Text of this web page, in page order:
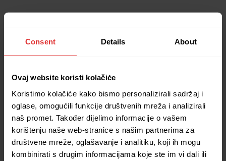
Consent Details About
Ovaj website koristi kolačiċe
Koristimo kolačiće kako bismo personalizirali sadržaj i
oglase, omogućili funkcije društvenih mreža i analizirali
naš promet. Također dijelimo informacije o vašem
korištenju naše web-stranice s našim partnerima za
društvene mreže, oglašavanje i analitiku, koji ih mogu
kombinirati s drugim informacijama koje ste im vi dali ili